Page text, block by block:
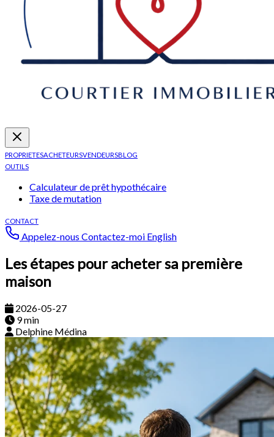
PROPRIETESACHETEURSVENDEURSBLOG
OUTILS
Calculateur de prêt hypothécaire
Taxe de mutation
CONTACT
Appelez-nous Contactez-moi English
Les étapes pour acheter sa première
maison
2026-05-27
9 min
Delphine Médina